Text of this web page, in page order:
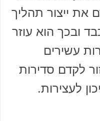
את ייצור תהליך
ובכך הוא עוזר
עשירים
לקדם סדירות
לעצירות.